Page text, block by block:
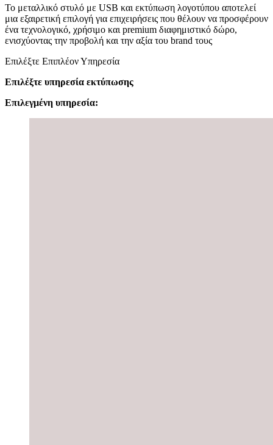
Το μεταλλικό στυλό με USB και εκτύπωση λογοτύπου αποτελεί
μια εξαιρετική επιλογή για επιχειρήσεις που θέλουν να προσφέρουν
ένα τεχνολογικό, χρήσιμο και premium διαφημιστικό δώρο,
ενισχύοντας την προβολή και την αξία του brand τους
Επιλέξτε Επιπλέον Υπηρεσία
Επιλέξτε υπηρεσία εκτύπωσης
Επιλεγμένη υπηρεσία: